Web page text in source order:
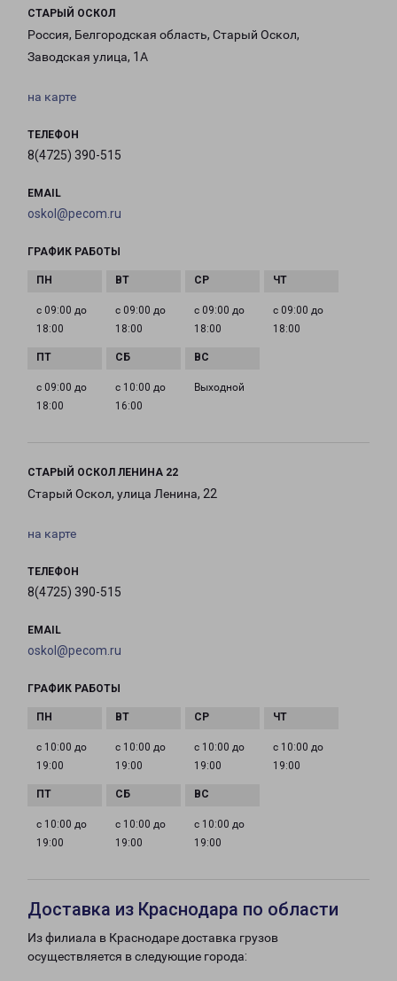
СТАРЫЙ ОСКОЛ
Россия, Белгородская область, Старый Оскол,
Заводская улица, 1А
на карте
ТЕЛЕФОН
8(4725) 390-515
EMAIL
oskol@pecom.ru
ГРАФИК РАБОТЫ
с 09:00 до
18:00
с 09:00 до
18:00
с 09:00 до
18:00
с 09:00 до
18:00
с 09:00 до
18:00
с 10:00 до
16:00
Выходной
СТАРЫЙ ОСКОЛ ЛЕНИНА 22
Старый Оскол, улица Ленина, 22
на карте
ТЕЛЕФОН
8(4725) 390-515
EMAIL
oskol@pecom.ru
ГРАФИК РАБОТЫ
с 10:00 до
19:00
с 10:00 до
19:00
с 10:00 до
19:00
с 10:00 до
19:00
с 10:00 до
19:00
с 10:00 до
19:00
с 10:00 до
19:00
Доставка из Краснодара по области
Из филиала в Краснодаре доставка грузов
осуществляется в следующие города: